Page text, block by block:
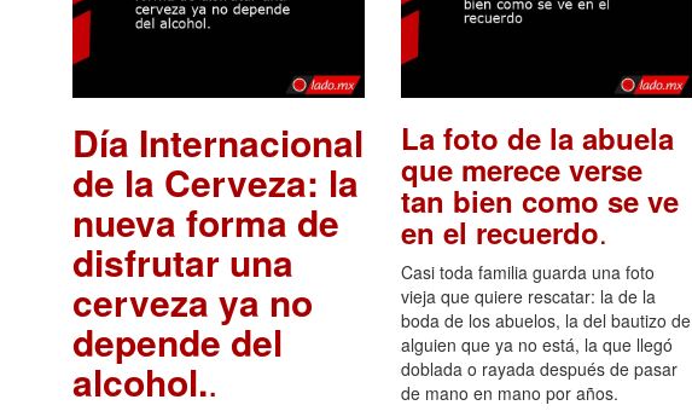
Día Internacional
de la Cerveza: la
nueva forma de
disfrutar una
cerveza ya no
depende del
alcohol..
La foto de la abuela
que merece verse
tan bien como se ve
en el recuerdo.
Casi toda familia guarda una foto
vieja que quiere rescatar: la de la
boda de los abuelos, la del bautizo de
alguien que ya no está, la que llegó
doblada o rayada después de pasar
de mano en mano por años.